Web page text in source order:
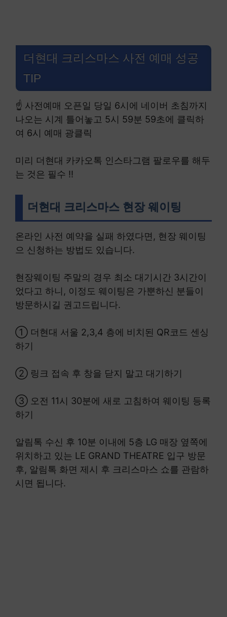
더현대 크리스마스 사전 예매 성공
TIP
☝ 사전예매 오픈일 당일 6시에 네이버 초침까지
나오는 시계 틀어놓고 5시 59분 59초에 클릭하
여 6시 예매 광클릭
미리 더현대 카카오톡 인스타그램 팔로우를 해두
는 것은 필수 !!
더현대 크리스마스 현장 웨이팅
온라인 사전 예약을 실패 하였다면, 현장 웨이팅
으 신청하는 방법도 있습니다.
현장웨이팅 주말의 경우 최소 대기시간 3시간이
었다고 하니, 이정도 웨이팅은 가뿐하신 분들이
방문하시길 권고드립니다.
① 더현대 서울 2,3,4 층에 비치된 QR코드 센싱
하기
② 링크 접속 후 창을 닫지 말고 대기하기
③ 오전 11시 30분에 새로 고침하여 웨이팅 등록
하기
알림톡 수신 후 10분 이내에 5층 LG 매장 옆쪽에
위치하고 있는 LE GRAND THEATRE 입구 방문
후, 알림톡 화면 제시 후 크리스마스 쇼를 관람하
시면 됩니다.